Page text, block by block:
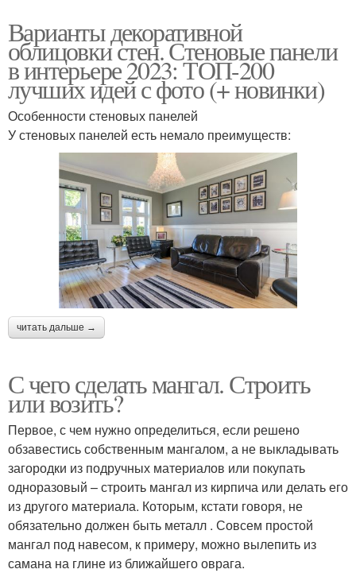
Варианты декоративной
облицовки стен. Стеновые панели
в интерьере 2023: ТОП-200
лучших идей с фото (+ новинки)
Особенности стеновых панелей
У стеновых панелей есть немало преимуществ:
читать дальше →
С чего сделать мангал. Строить
или возить?
Первое, с чем нужно определиться, если решено
обзавестись собственным мангалом, а не выкладывать
загородки из подручных материалов или покупать
одноразовый – строить мангал из кирпича или делать его
из другого материала. Которым, кстати говоря, не
обязательно должен быть металл . Совсем простой
мангал под навесом, к примеру, можно вылепить из
самана на глине из ближайшего оврага.